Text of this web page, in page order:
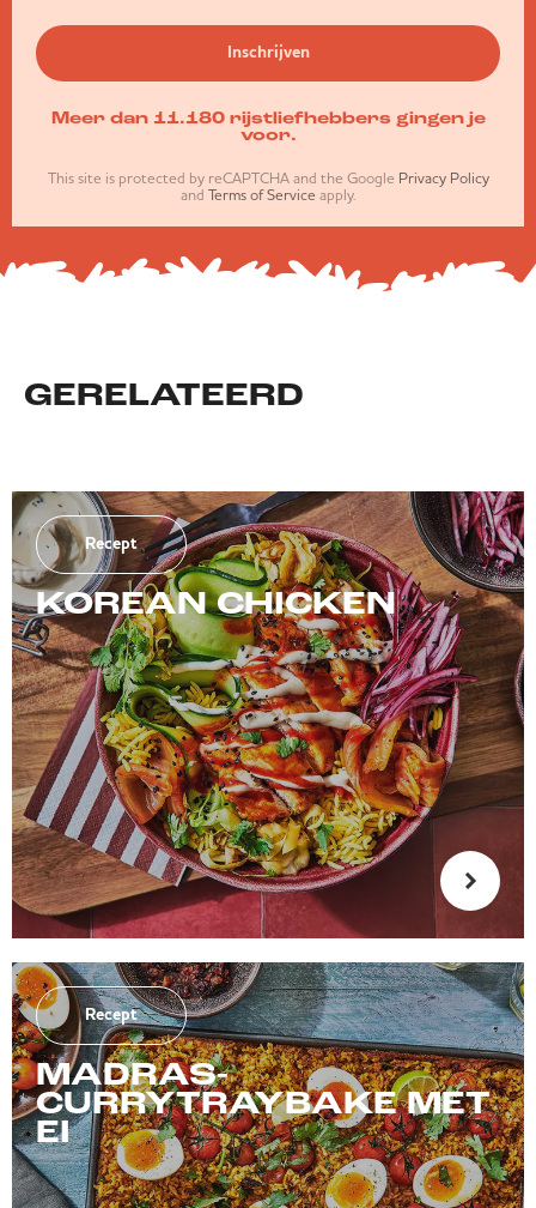
Inschrijven
Meer dan 11.180 rijstliefhebbers gingen je
voor.
This site is protected by reCAPTCHA and the Google Privacy Policy
and Terms of Service apply.
GERELATEERD
Recept
KOREAN CHICKEN
Recept
MADRAS-
CURRYTRAYBAKE MET
EI